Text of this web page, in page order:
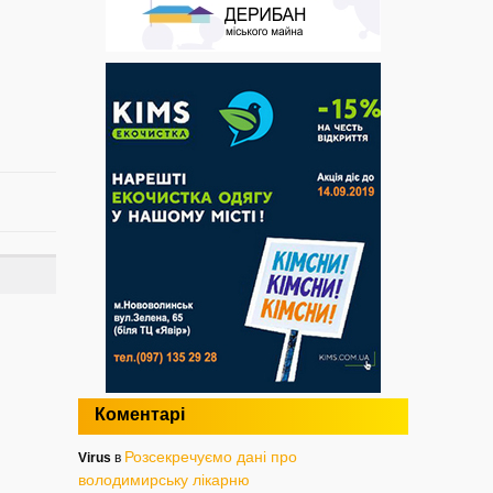
Коментарі
Virus в Розсекречуємо дані про
володимирську лікарню